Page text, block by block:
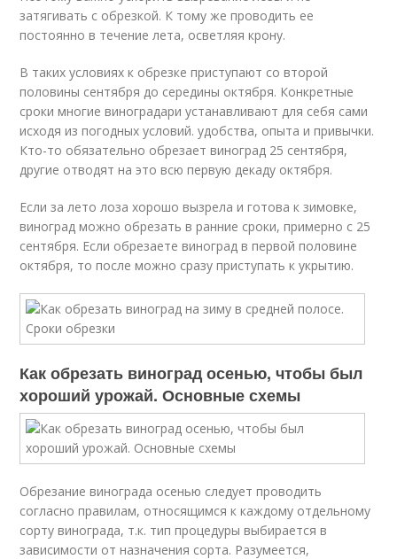
затягивать с обрезкой. К тому же проводить ее
постоянно в течение лета, осветляя крону.
В таких условиях к обрезке приступают со второй
половины сентября до середины октября. Конкретные
сроки многие виноградари устанавливают для себя сами
исходя из погодных условий. удобства, опыта и привычки.
Кто-то обязательно обрезает виноград 25 сентября,
другие отводят на это всю первую декаду октября.
Если за лето лоза хорошо вызрела и готова к зимовке,
виноград можно обрезать в ранние сроки, примерно с 25
сентября. Если обрезаете виноград в первой половине
октября, то после можно сразу приступать к укрытию.
Как обрезать виноград осенью, чтобы был
хороший урожай. Основные схемы
Обрезание винограда осенью следует проводить
согласно правилам, относящимся к каждому отдельному
сорту винограда, т.к. тип процедуры выбирается в
зависимости от назначения сорта. Разумеется,